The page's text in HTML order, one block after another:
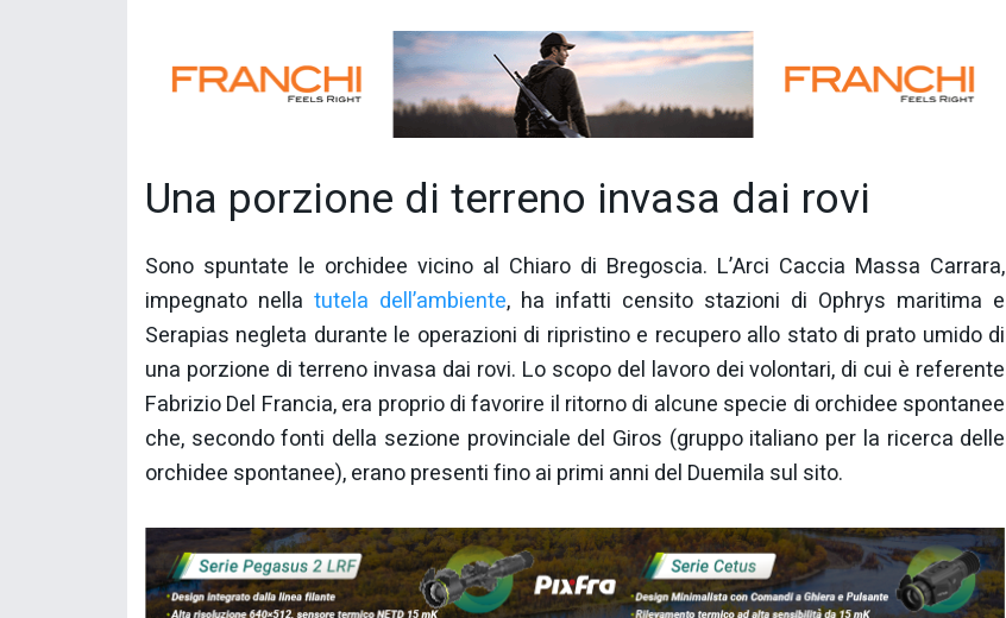
Una porzione di terreno invasa dai rovi
Sono spuntate le orchidee vicino al Chiaro di Bregoscia. L’Arci Caccia Massa Carrara,
impegnato nellatutela dell’ambiente, ha infatti censito stazioni di Ophrys maritima e
Serapias negleta durante le operazioni di ripristino e recupero allo stato di prato umido di
una porzione di terreno invasa dai rovi. Lo scopo del lavoro dei volontari, di cui è referente
Fabrizio Del Francia, era proprio di favorire il ritorno di alcune specie di orchidee spontanee
che, secondo fonti della sezione provinciale del Giros (gruppo italiano per la ricerca delle
orchidee spontanee), erano presenti fino ai primi anni del Duemila sul sito.